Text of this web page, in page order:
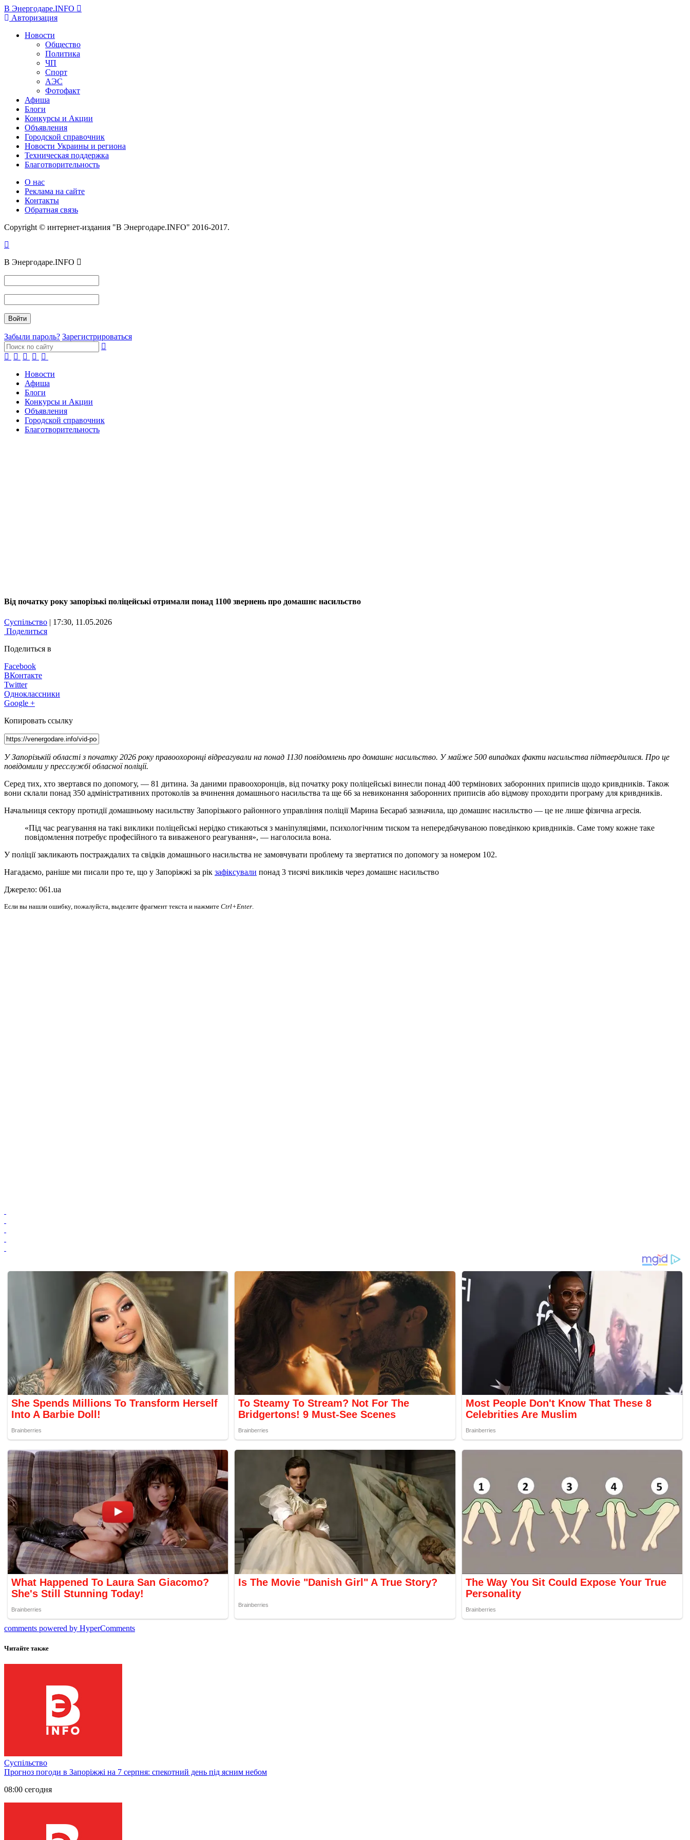
В Энергодаре.INFO
Авторизация
Новости
Общество
Политика
ЧП
Спорт
АЭС
Фотофакт
Афиша
Блоги
Конкурсы и Акции
Объявления
Городской справочник
Новости Украины и региона
Техническая поддержка
Благотворительность
О нас
Реклама на сайте
Контакты
Обратная связь
Copyright © интернет-издания "В Энергодаре.INFO" 2016-2017.
В Энергодаре.INFO
Забыли пароль? Зарегистрироваться
Новости
Афиша
Блоги
Конкурсы и Акции
Объявления
Городской справочник
Благотворительность
Від початку року запорізькі поліцейські отримали понад 1100 звернень про домашнє насильство
Суспільство | 17:30, 11.05.2026
Поделиться
Поделиться в
Facebook
ВКонтакте
Twitter
Одноклассники
Google +
Копировать ссылку
У Запорізькій області з початку 2026 року правоохоронці відреагували на понад 1130 повідомлень про домашнє насильство. У майже 500 випадках факти насильства підтвердилися. Про це
повідомили у пресслужбі обласної поліції.
Серед тих, хто звертався по допомогу, — 81 дитина. За даними правоохоронців, від початку року поліцейські винесли понад 400 термінових заборонних приписів щодо кривдників. Також
вони склали понад 350 адміністративних протоколів за вчинення домашнього насильства та ще 66 за невиконання заборонних приписів або відмову проходити програму для кривдників.
Начальниця сектору протидії домашньому насильству Запорізького районного управління поліції Марина Бесараб зазначила, що домашнє насильство — це не лише фізична агресія.
«Під час реагування на такі виклики поліцейські нерідко стикаються з маніпуляціями, психологічним тиском та непередбачуваною поведінкою кривдників. Саме тому кожне таке
повідомлення потребує професійного та виваженого реагування», — наголосила вона.
У поліції закликають постраждалих та свідків домашнього насильства не замовчувати проблему та звертатися по допомогу за номером 102.
Нагадаємо, раніше ми писали про те, що у Запоріжжі за рік зафіксували понад 3 тисячі викликів через домашнє насильство
Джерело: 061.ua
Если вы нашли ошибку, пожалуйста, выделите фрагмент текста и нажмите Ctrl+Enter
comments powered by HyperComments
Читайте также
Суспільство
Прогноз погоди в Запоріжжі на 7 серпня: спекотний день під ясним небом
08:00 сегодня